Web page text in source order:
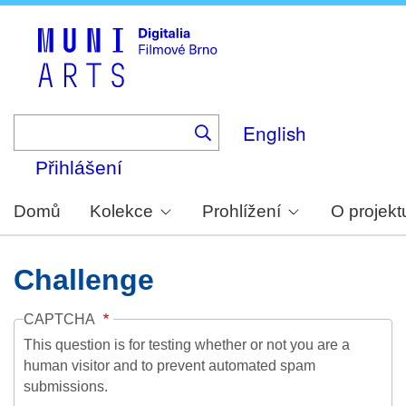
English
Přihlášení
Domů Kolekce Prohlížení O
Challenge
CAPTCHA
This question is for testing whether or not you are a
human visitor and to prevent automated spam
submissions.